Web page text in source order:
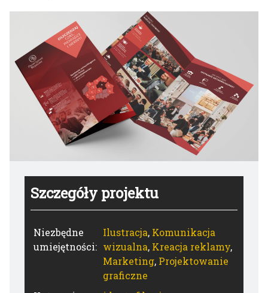
Szczegóły projektu
Niezbędne
umiejętności:
Ilustracja, Komunikacja
wizualna, Kreacja reklamy,
Marketing, Projektowanie
graficzne